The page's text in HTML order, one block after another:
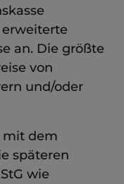
an. Die größte
von
und/oder
mit dem
späteren
wie